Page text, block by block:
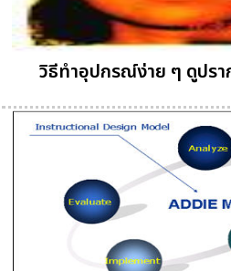
วิธีทำอุปกรณ์ง่าย ๆ ดูปร